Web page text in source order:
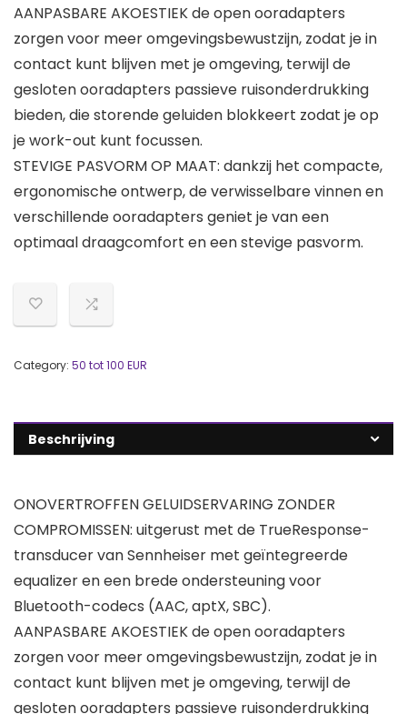
AANPASBARE AKOESTIEK de open ooradapters
zorgen voor meer omgevingsbewustzijn, zodat je in
contact kunt blijven met je omgeving, terwijl de
gesloten ooradapters passieve ruisonderdrukking
bieden, die storende geluiden blokkeert zodat je op
je work-out kunt focussen.
STEVIGE PASVORM OP MAAT: dankzij het compacte,
ergonomische ontwerp, de verwisselbare vinnen en
verschillende ooradapters geniet je van een
optimaal draagcomfort en een stevige pasvorm.
Category: 50 tot 100 EUR
Beschrijving
ONOVERTROFFEN GELUIDSERVARING ZONDER
COMPROMISSEN: uitgerust met de TrueResponse-
transducer van Sennheiser met geïntegreerde
equalizer en een brede ondersteuning voor
Bluetooth-codecs (AAC, aptX, SBC).
AANPASBARE AKOESTIEK de open ooradapters
zorgen voor meer omgevingsbewustzijn, zodat je in
contact kunt blijven met je omgeving, terwijl de
gesloten ooradapters passieve ruisonderdrukking